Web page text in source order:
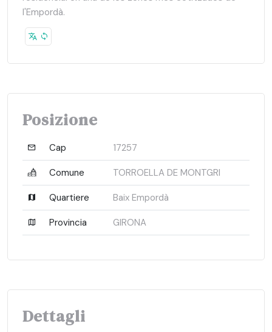
l'Empordà.
Posizione
Cap 17257
Comune TORROELLA DE MONTGRI
Quartiere Baix Empordà
Provincia GIRONA
Dettagli